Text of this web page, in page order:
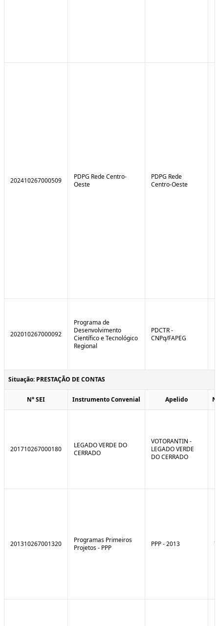
202410267000509
PDPG Rede Centro-
Oeste
PDPG Rede
Centro-Oeste
202010267000092
Programa de
Desenvolvimento
Científico e Tecnológico
Regional
PDCTR -
CNPq/FAPEG
Situação: PRESTAÇÃO DE CONTAS
N° SEI Instrumento Convenial Apelido
201710267000180
LEGADO VERDE DO
CERRADO
VOTORANTIN -
LEGADO VERDE
DO CERRADO
201310267001320
Programas Primeiros
Projetos - PPP
PPP - 2013